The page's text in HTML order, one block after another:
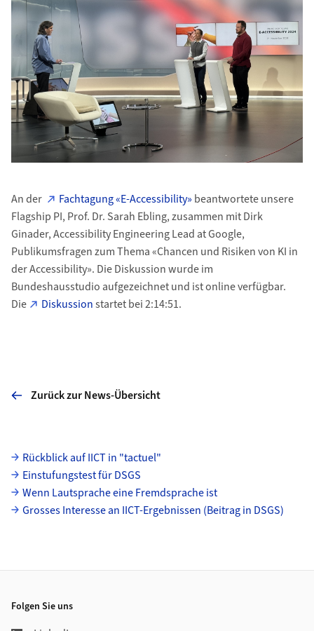
An der Fachtagung «E-Accessibility» beantwortete unsere
Flagship PI, Prof. Dr. Sarah Ebling, zusammen mit Dirk
Ginader, Accessibility Engineering Lead at Google,
Publikumsfragen zum Thema «Chancen und Risiken von KI in
der Accessibility». Die Diskussion wurde im
Bundeshausstudio aufgezeichnet und ist online verfügbar.
Die
Diskussionstartet bei 2:14:51.
Zurück zur News-Übersicht
Unterseiten
Rückblick auf IICT in "tactuel"
Einstufungstest für DSGS
Wenn Lautsprache eine Fremdsprache ist
Grosses Interesse an IICT-Ergebnissen (Beitrag in DSGS)
Folgen Sie uns